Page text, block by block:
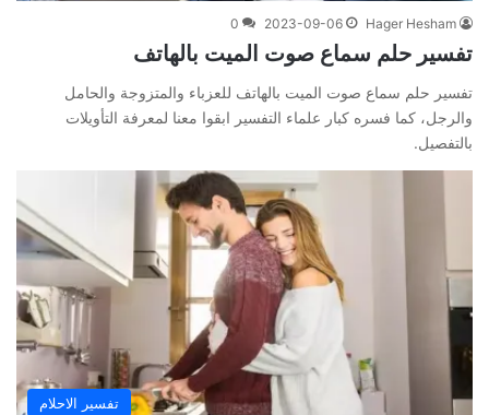
Hager Hesham
2023-09-06
0
تفسير حلم سماع صوت الميت بالهاتف
تفسير حلم سماع صوت الميت بالهاتف للعزباء والمتزوجة والحامل
والرجل، كما فسره كبار علماء التفسير ابقوا معنا لمعرفة التأويلات
بالتفصيل.
تفسير الاحلام